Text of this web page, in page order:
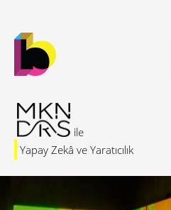
Yapay Zekâ ve Yaratıcılık